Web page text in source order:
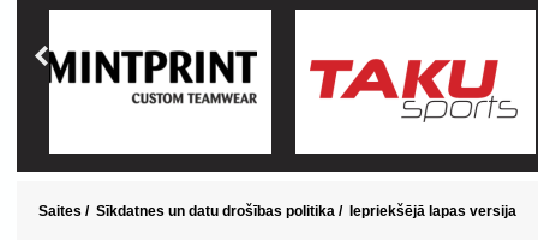
Saites / Sīkdatnes un datu drošības politika / Iepriekšējā lapas versija